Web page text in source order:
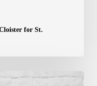
for St.